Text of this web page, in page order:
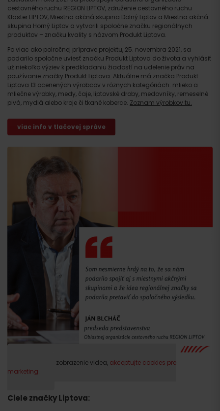
cestovného ruchu REGION LIPTOV, združenie cestovného ruchu
Klaster LIPTOV, Miestna akčná skupina Dolný Liptov a Miestna akčná
skupina Horný Liptov a vytvorili spoločne značku regionálnych
produktov – značku kvality s názvom Produkt Liptova.
Po viac ako polročnej príprave projektu, 25. novembra 2021, sa
podarilo spoločne uviesť značku Produkt Liptova do života a vyhlásiť
už niekoľko výziev k predkladaniu žiadostí na udelenie práv na
používanie značky Produkt Liptova. Aktuálne má značka Produkt
Liptova 13 ocenených výrobcov v rôznych kategóriách: mlieko a
mliečne výrobky, medy, čaje, liptovské droby, medovníky, remeselné
pivá, mydlá alebo kroje či tkané koberce. Zoznam výrobkov tu.
viac info v tlačovej správe
Prosím, pre zobrazenie videa, akceptujte cookies pre
marketing.
Ciele značky Liptova: